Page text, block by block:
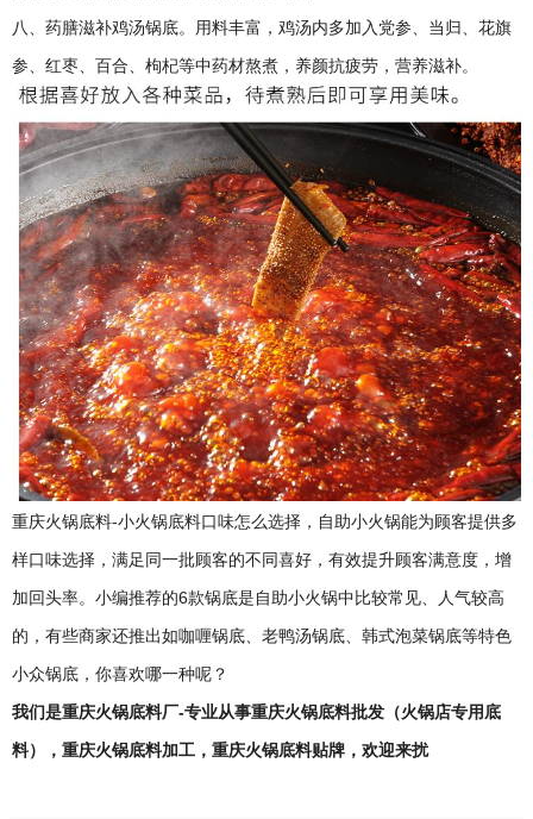
八、药膳滋补鸡汤锅底。用料丰富，鸡汤内多加入党参、当归、花旗
参、红枣、百合、枸杞等中药材熬煮，养颜抗疲劳，营养滋补。
重庆火锅底料-小火锅底料口味怎么选择，自助小火锅能为顾客提供多
样口味选择，满足同一批顾客的不同喜好，有效提升顾客满意度，增
加回头率。小编推荐的6款锅底是自助小火锅中比较常见、人气较高
的，有些商家还推出如咖喱锅底、老鸭汤锅底、韩式泡菜锅底等特色
小众锅底，你喜欢哪一种呢？
我们是重庆火锅底料厂-专业从事重庆火锅底料批发（火锅店专用底
料），重庆火锅底料加工，重庆火锅底料贴牌，欢迎来扰